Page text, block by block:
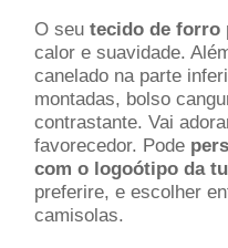
O seutecido de forro
calor e suavidade.
canelado na parte
montadas, bolso
contrastante. Vai
favorecedor. Pode
com o logoótipo da
preferire, e escolher
camisolas.